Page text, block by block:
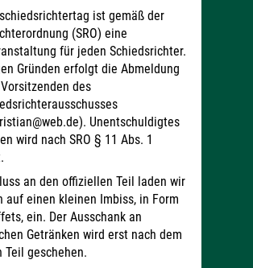
ist gemäß der
(SRO) eine
für jeden Schiedsrichter.
Gründen erfolgt die Abmeldung
des
Unentschuldigtes
wird nach SRO § 11 Abs. 1
an den offiziellen Teil laden wir
auf einen kleinen Imbiss, in Form
ein. Der Ausschank an
Getränken wird erst nach dem
Teil geschehen.